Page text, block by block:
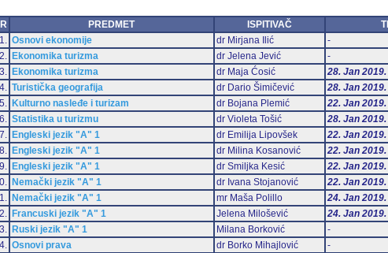
PREDMET ISPITIVAČ
1.
Osnovi ekonomije dr Mirjana Ilić
-
2.
Ekonomika turizma dr Jelena Jević
-
3.
Ekonomika turizma dr Maja Ćosić 28. Jan 2019.
4.
Turistička geografija dr Dario Šimičević 28. Jan 2019.
5.
Kulturno nasleđe i turizam dr Bojana Plemić 22. Jan 2019.
6.
Statistika u turizmu dr Violeta Tošić 28. Jan 2019.
7.
Engleski jezik "A" 1 dr Emilija Lipovšek 22. Jan 2019.
8.
Engleski jezik "A" 1 dr Milina Kosanović 22. Jan 2019.
9.
Engleski jezik "A" 1 dr Smiljka Kesić 22. Jan 2019.
Nemački jezik "A" 1 dr Ivana Stojanović 22. Jan 2019.
Nemački jezik "A" 1 mr Maša Polillo 24. Jan 2019.
Francuski jezik "A" 1 Jelena Milošević 24. Jan 2019.
Ruski jezik "A" 1 Milana Borković
-
Osnovi prava dr Borko Mihajlović
-